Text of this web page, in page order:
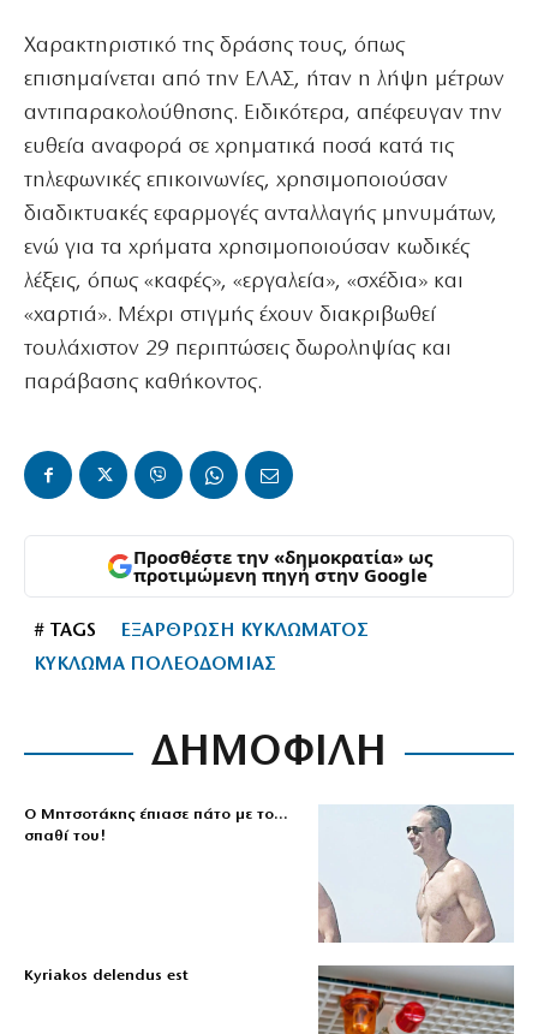
Χαρακτηριστικό της δράσης τους, όπως
επισημαίνεται από την ΕΛΑΣ, ήταν η λήψη μέτρων
αντιπαρακολούθησης. Ειδικότερα, απέφευγαν την
ευθεία αναφορά σε χρηματικά ποσά κατά τις
τηλεφωνικές επικοινωνίες, χρησιμοποιούσαν
διαδικτυακές εφαρμογές ανταλλαγής μηνυμάτων,
ενώ για τα χρήματα χρησιμοποιούσαν κωδικές
λέξεις, όπως «καφές», «εργαλεία», «σχέδια» και
«χαρτιά». Μέχρι στιγμής έχουν διακριβωθεί
τουλάχιστον 29 περιπτώσεις δωροληψίας και
παράβασης καθήκοντος.
Προσθέστε την «δημοκρατία» ως
προτιμώμενη πηγή στην Google
# TAGS
ΕΞΑΡΘΡΩΣΗ ΚΥΚΛΩΜΑΤΟΣ
ΚΥΚΛΩΜΑ ΠΟΛΕΟΔΟΜΙΑΣ
ΔΗΜΟΦΙΛΗ
Ο Μητσοτάκης έπιασε πάτο με το…
σπαθί του!
Kyriakos delendus est